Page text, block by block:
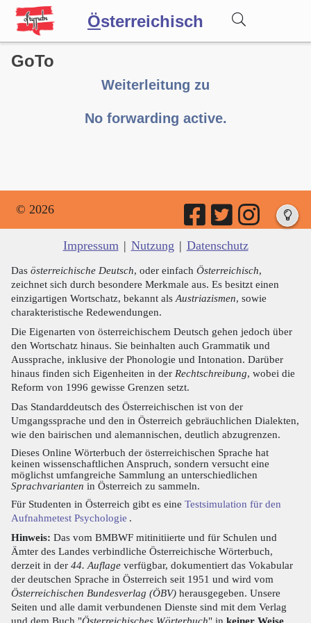
Österreichisch
Wörterbuch
GoTo
Weiterleitung zu
No forwarding active.
© 2026
Impressum | Nutzung | Datenschutz
Das österreichische Deutsch, oder einfach Österreichisch,
zeichnet sich durch besondere Merkmale aus. Es besitzt einen
einzigartigen Wortschatz, bekannt als Austriazismen, sowie
charakteristische Redewendungen.
Die Eigenarten von österreichischem Deutsch gehen jedoch über
den Wortschatz hinaus. Sie beinhalten auch Grammatik und
Aussprache, inklusive der Phonologie und Intonation. Darüber
hinaus finden sich Eigenheiten in der Rechtschreibung, wobei die
Reform von 1996 gewisse Grenzen setzt.
Das Standarddeutsch des Österreichischen ist von der
Umgangssprache und den in Österreich gebräuchlichen Dialekten,
wie den bairischen und alemannischen, deutlich abzugrenzen.
Dieses Online Wörterbuch der österreichischen Sprache hat
keinen wissenschaftlichen Anspruch, sondern versucht eine
möglichst umfangreiche Sammlung an unterschiedlichen
Sprachvarianten in Österreich zu sammeln.
Für Studenten in Österreich gibt es eine Testsimulation für den
Aufnahmetest Psychologie .
Hinweis: Das vom BMBWF mitinitiierte und für Schulen und
Ämter des Landes verbindliche Österreichische Wörterbuch,
derzeit in der 44. Auflage verfügbar, dokumentiert das Vokabular
der deutschen Sprache in Österreich seit 1951 und wird vom
Österreichischen Bundesverlag (ÖBV) herausgegeben. Unsere
Seiten und alle damit verbundenen Dienste sind mit dem Verlag
und dem Buch "Österreichisches Wörterbuch" in keiner Weise